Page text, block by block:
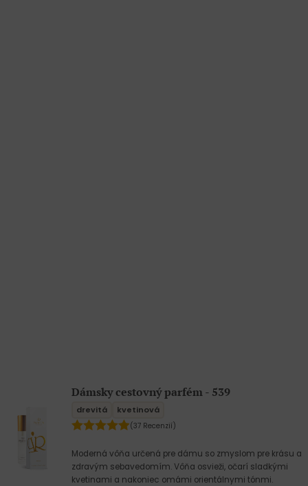
Dámsky cestovný parfém - 539
drevitá kvetinová
(37 Recenzií)
Moderná vôňa určená pre dámu so zmyslom pre krásu a
zdravým sebavedomím. Vôňa osvieži, očarí sladkými
kvetinami a nakoniec omámi orientálnymi tónmi.